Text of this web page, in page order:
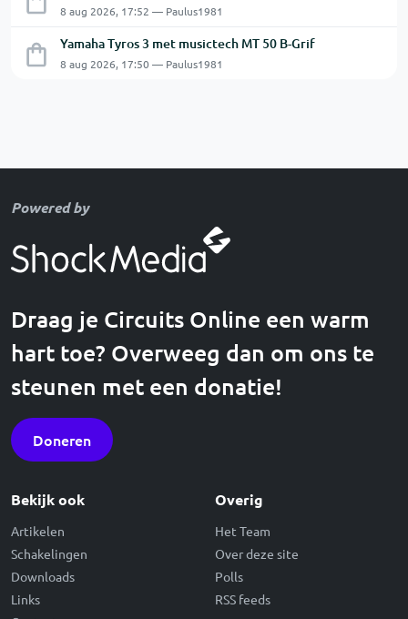
8 aug 2026, 17:52 — Paulus1981
Yamaha Tyros 3 met musictech MT 50 B-Grif
8 aug 2026, 17:50 — Paulus1981
Powered by
Draag je Circuits Online een warm
hart toe? Overweeg dan om ons te
steunen met een donatie!
Doneren
Bekijk ook
Artikelen
Schakelingen
Downloads
Links
Overig
Het Team
Over deze site
Polls
RSS feeds